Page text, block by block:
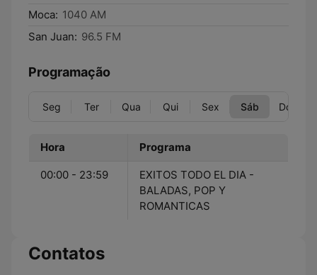
Moca: 1040 AM
San Juan: 96.5 FM
Programação
Seg Ter Qua Qui Sex Sáb Dom
Hora Programa
00:00 - 23:59
EXITOS TODO EL DIA -
BALADAS, POP Y
ROMANTICAS
Contatos